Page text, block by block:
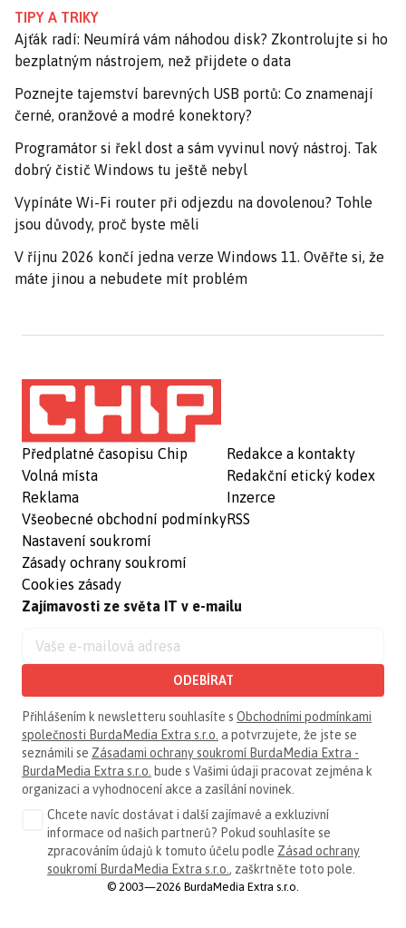
TIPY A TRIKY
Ajťák radí: Neumírá vám náhodou disk? Zkontrolujte si ho
bezplatným nástrojem, než přijdete o data
Poznejte tajemství barevných USB portů: Co znamenají
černé, oranžové a modré konektory?
Programátor si řekl dost a sám vyvinul nový nástroj. Tak
dobrý čistič Windows tu ještě nebyl
Vypínáte Wi-Fi router při odjezdu na dovolenou? Tohle
jsou důvody, proč byste měli
V říjnu 2026 končí jedna verze Windows 11. Ověřte si, že
máte jinou a nebudete mít problém
Předplatné časopisu Chip
Volná místa
Reklama
Všeobecné obchodní podmínky
Nastavení soukromí
Zásady ochrany soukromí
Cookies zásady
Redakce a kontakty
Redakční etický kodex
Inzerce
RSS
Zajímavosti ze světa IT v e-mailu
ODEBÍRAT
Přihlášením k newsletteru souhlasíte s Obchodními podmínkami
společnosti BurdaMedia Extra s.r.o. a potvrzujete, že jste se
seznámili se Zásadami ochrany soukromí BurdaMedia Extra -
BurdaMedia Extra s.r.o. bude s Vašimi údaji pracovat zejména k
organizaci a vyhodnocení akce a zasílání novinek.
Chcete navíc dostávat i další zajímavé a exkluzivní
informace od našich partnerů? Pokud souhlasíte se
zpracováním údajů k tomuto účelu podle Zásad ochrany
soukromí BurdaMedia Extra s.r.o. , zaškrtněte toto pole.
© 2003—2026 BurdaMedia Extra s.r.o.